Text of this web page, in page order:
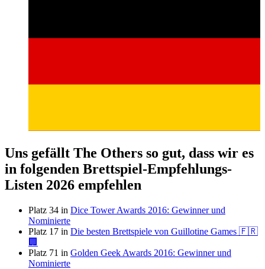
Uns gefällt The Others so gut, dass wir es
in folgenden Brettspiel-Empfehlungs-
Listen 2026 empfehlen
Platz 34 in Dice Tower Awards 2016: Gewinner und
Nominierte
Platz 17 in Die besten Brettspiele von Guillotine Games 🇫🇷
🏢
Platz 71 in Golden Geek Awards 2016: Gewinner und
Nominierte